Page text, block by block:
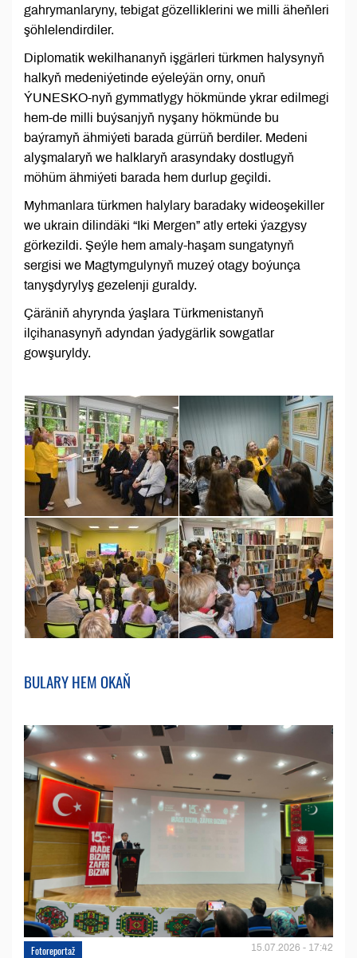
gahrymanlaryny, tebigat gözelliklerini we milli äheňleri
şöhlelendirdiler.
Diplomatik wekilhananyň işgärleri türkmen halysynyň
halkyň medeniýetinde eýeleýän orny, onuň
ÝUNESKO-nyň gymmatlygy hökmünde ykrar edilmegi
hem-de milli buýsanjyň nyşany hökmünde bu
baýramyň ähmiýeti barada gürrüň berdiler. Medeni
alyşmalaryň we halklaryň arasyndaky dostlugyň
möhüm ähmiýeti barada hem durlup geçildi.
Myhmanlara türkmen halylary baradaky wideoşekiller
we ukrain dilindäki “Iki Mergen” atly erteki ýazgysy
görkezildi. Şeýle hem amaly-haşam sungatynyň
sergisi we Magtymgulynyň muzeý otagy boýunça
tanyşdyrylyş gezelenji guraldy.
Çäräniň ahyrynda ýaşlara Türkmenistanyň
ilçihanasynyň adyndan ýadygärlik sowgatlar
gowşuryldy.
BULARY HEM OKAŇ
Fotoreportaž 15.07.2026 - 17:42